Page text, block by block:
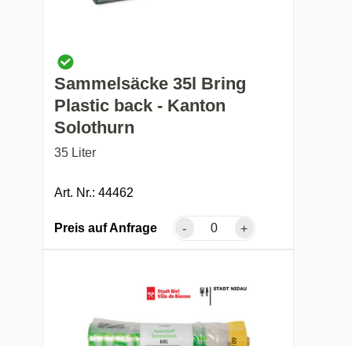
Sammelsäcke 35l Bring
Plastic back - Kanton
Solothurn
35 Liter
Art. Nr.: 44462
Preis auf Anfrage - +